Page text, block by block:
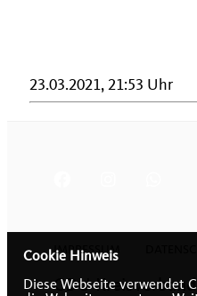
23.03.2021, 21:53 Uhr
IMPRESSUM
CDU
Cookie Hinweis
Diese Webseite verwendet